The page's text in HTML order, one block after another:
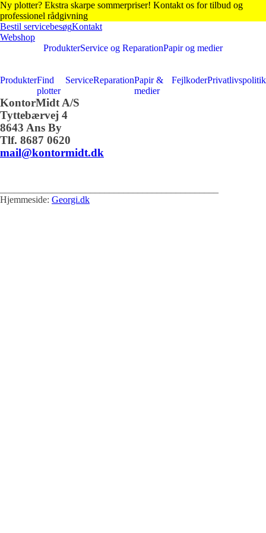
Ny plotter? Ekstra skarpe sommerpriser! Kontakt os for tilbud og
professionel rådgivning
Bestil servicebesøgKontakt
Webshop
ProdukterService og ReparationPapir og medier
ProdukterFind
plotter
ServiceReparationPapir &
medier
FejlkoderPrivatlivspolitik
KontorMidt A/S
Tyttebærvej 4
8643 Ans By
Tlf. 8687 0620
mail@kontormidt.dk
Hjemmeside: Georgi.dk